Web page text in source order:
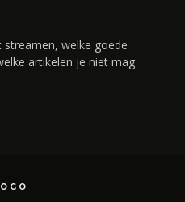
welke goede
artikelen je niet mag